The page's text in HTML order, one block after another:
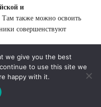
и
. Там также можно освоить
совершенствуют
и взаимного
почувствовать себя
для новых
занятия интересными,
we give you the best
to use this site we
happy with it.